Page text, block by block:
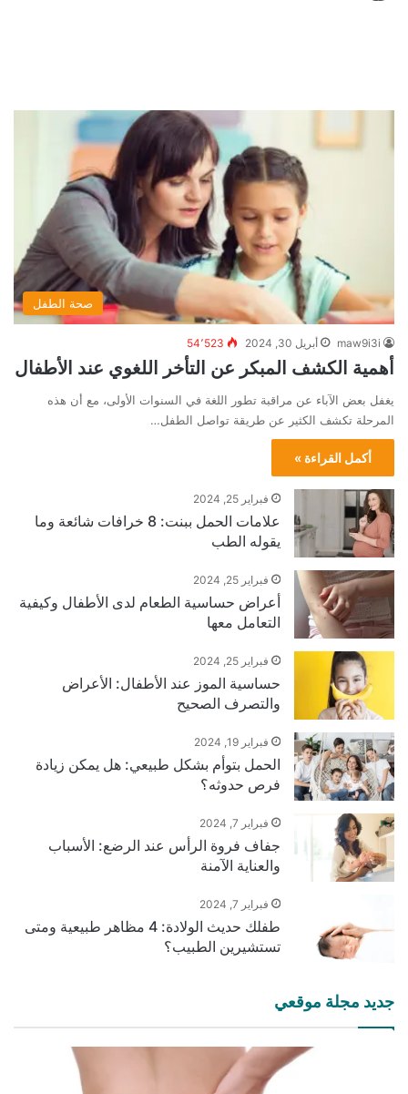
صحة الطفل
maw9i3i أبريل 30, 2024 54٬523
أهمية الكشف المبكر عن التأخر اللغوي عند الأطفال
يغفل بعض الآباء عن مراقبة تطور اللغة في السنوات الأولى، مع أن هذه
المرحلة تكشف الكثير عن طريقة تواصل الطفل…
أكمل القراءة »
فبراير 25, 2024
علامات الحمل ببنت: 8 خرافات شائعة وما
يقوله الطب
فبراير 25, 2024
أعراض حساسية الطعام لدى الأطفال وكيفية
التعامل معها
فبراير 25, 2024
حساسية الموز عند الأطفال: الأعراض
والتصرف الصحيح
فبراير 19, 2024
الحمل بتوأم بشكل طبيعي: هل يمكن زيادة
فرص حدوثه؟
فبراير 7, 2024
جفاف فروة الرأس عند الرضع: الأسباب
والعناية الآمنة
فبراير 7, 2024
طفلك حديث الولادة: 4 مظاهر طبيعية ومتى
تستشيرين الطبيب؟
جديد مجلة موقعي